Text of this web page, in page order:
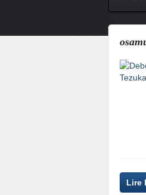
Lire